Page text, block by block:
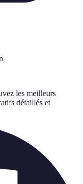
les meilleurs
détaillés et